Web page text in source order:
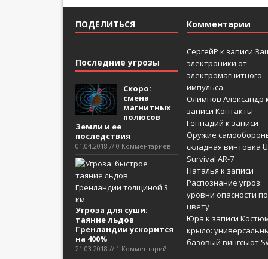
ПОДЕЛИТЬСЯ
Последние угрозы
Скоро:
смена
магнитных
полюсов
Земли и ее
последствия
01.04.2018 // 0 Комментариев
Угроза для суши:
таяние льдов
Гренландии ускорится
на 400%
21.03.2018 // 1 Комментарий
Комментарии
СергейР к записи
электроники от
электромагнитного
импульса
Олимпов Александр
записи Контакты
Геннадий к записи
Оружие
складная винтовка
Survival AR-7
Наталья к записи
Распознание угроз:
уровни опасности по
цвету
Юра к записи
крыло:
базовый вингсьют